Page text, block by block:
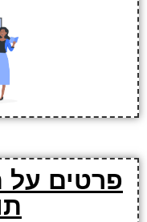
פרטים על